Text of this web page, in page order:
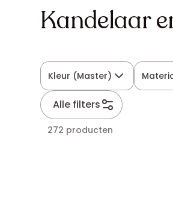
Kandelaar
Kleur (Master)
Alle filters
272 producten